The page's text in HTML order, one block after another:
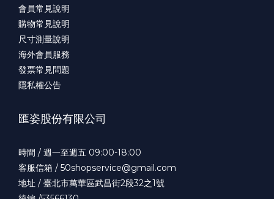
會員常見說明
購物常見說明
尺寸測量說明
海外會員服務
發票常見問題
隱私權公告
匯姿股份有限公司
時間 / 週一至週五 09:00-18:00
客服信箱 / 50shopservice@gmail.com
地址 / 臺北市萬華區武昌街2段32之1號